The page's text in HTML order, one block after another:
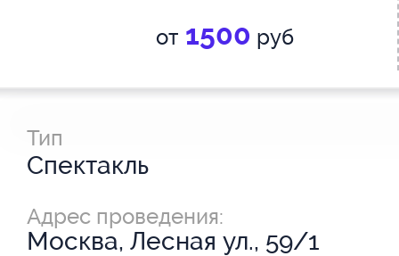
от 1500 руб
Тип
Спектакль
Адрес проведения:
Москва, Лесная ул., 59/1